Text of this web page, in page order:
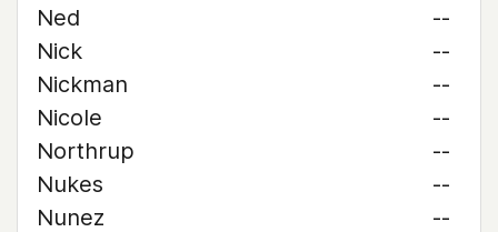
Ned
--
Nick
--
Nickman
--
Nicole
--
Northrup
--
Nukes
--
Nunez
--